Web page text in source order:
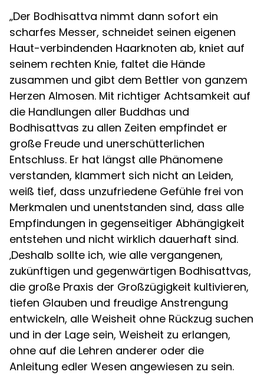
„Der Bodhisattva nimmt dann sofort ein
scharfes Messer, schneidet seinen eigenen
Haut-verbindenden Haarknoten ab, kniet auf
seinem rechten Knie, faltet die Hände
zusammen und gibt dem Bettler von ganzem
Herzen Almosen. Mit richtiger Achtsamkeit auf
die Handlungen aller Buddhas und
Bodhisattvas zu allen Zeiten empfindet er
große Freude und unerschütterlichen
Entschluss. Er hat längst alle Phänomene
verstanden, klammert sich nicht an Leiden,
weiß tief, dass unzufriedene Gefühle frei von
Merkmalen und unentstanden sind, dass alle
Empfindungen in gegenseitiger Abhängigkeit
entstehen und nicht wirklich dauerhaft sind.
‚Deshalb sollte ich, wie alle vergangenen,
zukünftigen und gegenwärtigen Bodhisattvas,
die große Praxis der Großzügigkeit kultivieren,
tiefen Glauben und freudige Anstrengung
entwickeln, alle Weisheit ohne Rückzug suchen
und in der Lage sein, Weisheit zu erlangen,
ohne auf die Lehren anderer oder die
Anleitung edler Wesen angewiesen zu sein.